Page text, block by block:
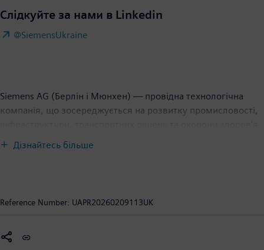
Слідкуйте за нами в Linkedin
@SiemensUkraine
Siemens AG (Берлін і Мюнхен) — провідна технологічна
компанія, що зосереджується на розвитку промисловості,
трансформують повсякденне життя для кожного.
для життя, а транспорт — більш екологічним. Як лідер у
використовує глибоку галузеву експертизу для
Дізнайтесь більше
Reference Number: UAPR20260209113UK